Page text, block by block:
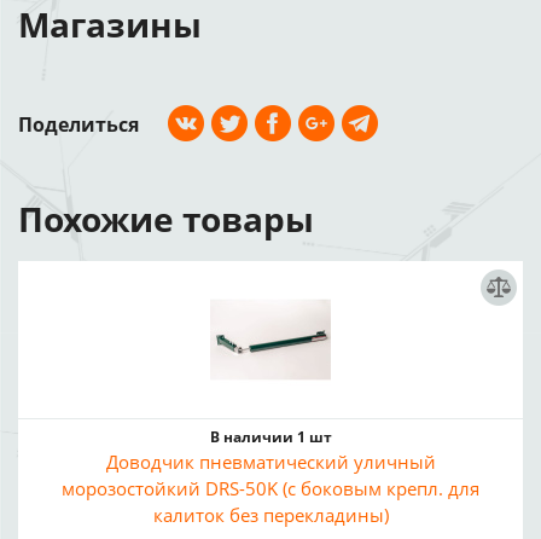
Магазины
Поделиться
Похожие товары
В наличии 1 шт
Доводчик пневматический уличный
морозостойкий DRS-50K (с боковым крепл. для
калиток без перекладины)